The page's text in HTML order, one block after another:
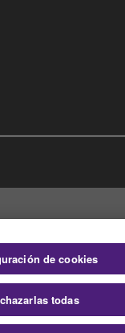
de cookies
todas